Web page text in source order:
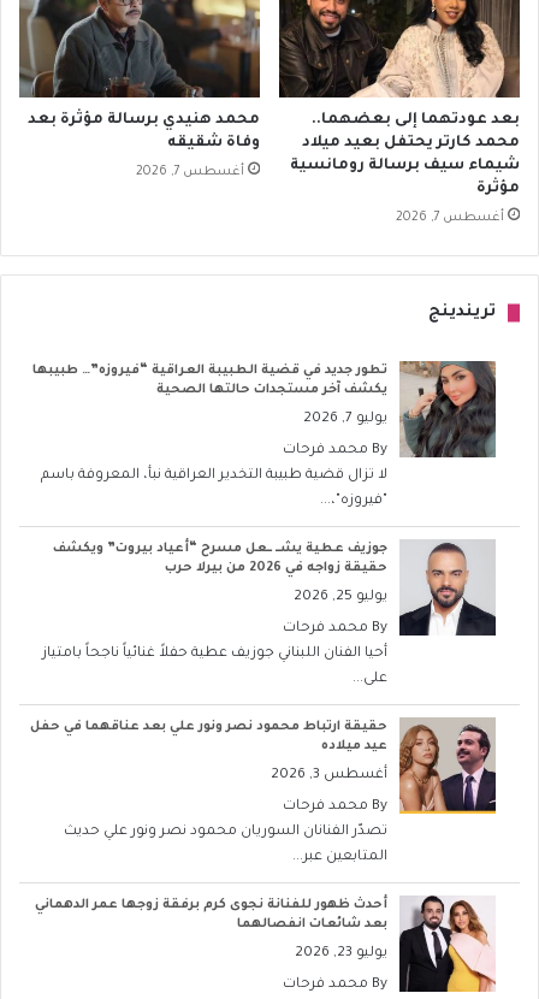
بعد عودتهما إلى بعضهما..
محمد كارتر يحتفل بعيد ميلاد
شيماء سيف برسالة رومانسية
مؤثرة
أغسطس 7, 2026
محمد هنيدي برسالة مؤثرة بعد
وفاة شقيقه
أغسطس 7, 2026
تريندينج
تطور جديد في قضية الطبيبة العراقية “فيروزه”… طبيبها
يكشف آخر مستجدات حالتها الصحية
يوليو 7, 2026
By محمد فرحات
لا تزال قضية طبيبة التخدير العراقية نبأ، المعروفة باسم
"فيروزه"،...
جوزيف عطية يشــ ــعل مسرح “أعياد بيروت” ويكشف
حقيقة زواجه في 2026 من بيرلا حرب
يوليو 25, 2026
By محمد فرحات
أحيا الفنان اللبناني جوزيف عطية حفلاً غنائياً ناجحاً بامتياز
على...
حقيقة ارتباط محمود نصر ونور علي بعد عناقهما في حفل
عيد ميلاده
أغسطس 3, 2026
By محمد فرحات
تصدّر الفنانان السوريان محمود نصر ونور علي حديث
المتابعين عبر...
أحدث ظهور للفنانة نجوى كرم برفقة زوجها عمر الدهماني
بعد شائعات انفصالهما
يوليو 23, 2026
By محمد فرحات